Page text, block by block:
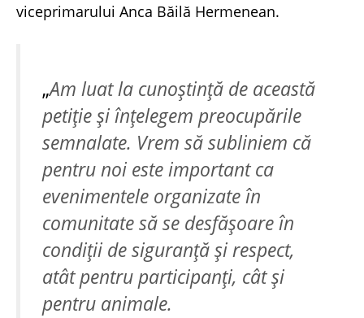
viceprimarului Anca Băilă Hermenean.
„Am luat la cunoștință de această
petiție și înțelegem preocupările
semnalate. Vrem să subliniem că
pentru noi este important ca
evenimentele organizate în
comunitate să se desfășoare în
condiții de siguranță și respect,
atât pentru participanți, cât și
pentru animale.